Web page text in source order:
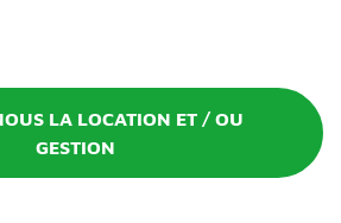
LA LOCATION ET / OU
GESTION